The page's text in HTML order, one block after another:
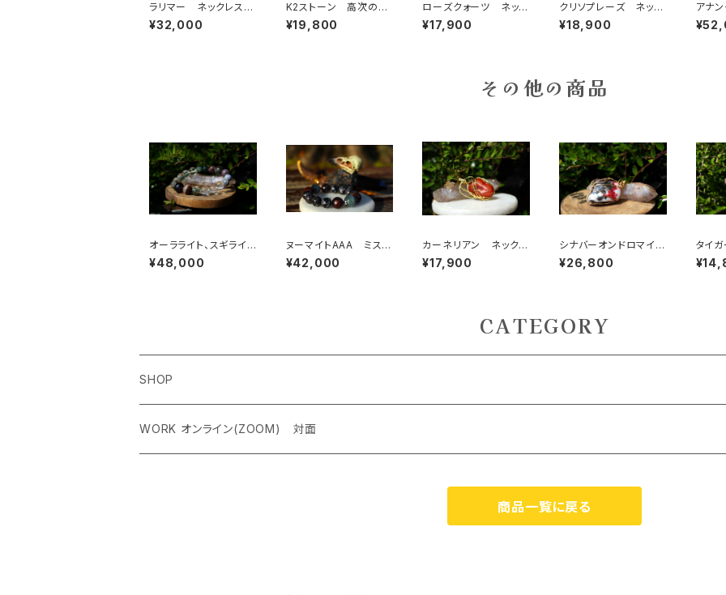
ラリマー ネックレス
平和、幸福、家庭円満、
未来への希望
¥32,000
K2ストーン 高次のガ
イダンス サイキックア
タックから守る
¥19,800
ローズクォーツ ネック
レス 慈愛、優しさ、和
やかさ、女性性、恋愛に
¥17,900
クリソプレーズ ネック
レス 自信と勇気、隠れ
た才能を引き出す石
¥18,900
アナ
ロラ
ツ）
その他の商品
オーラライト、スギライ
ト、ガーデンクォーツ
高次と繋がり、覚醒、肉
¥48,000
ヌーマイトAAA ミステ
ィックマーリナイト 魔
術師の為のブレスレット
¥42,000
カーネリアン ネックレ
ス ポジティブ、勇気、
力強さ、ビジネスの為の
¥17,900
シナバーオンドロマイ
ト、ライムストーン 未来
のビジョン、夢の現実
¥26,800
タイ
ト ネ
力、直
CATEGORY
SHOP
ペンダントトップ＜レアストーン＞
WORK オンライン(ZOOM) 対面
商品一覧に戻る